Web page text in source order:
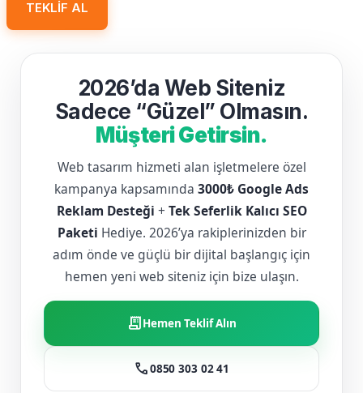
TEKLIF AL
2026’da Web Siteniz
Sadece “Güzel” Olmasın.
Müşteri Getirsin.
Web tasarım hizmeti alan işletmelere özel
kampanya kapsamında 3000₺ Google Ads
Reklam Desteği + Tek Seferlik Kalıcı SEO
Paketi Hediye. 2026’ya rakiplerinizden bir
adım önde ve güçlü bir dijital başlangıç için
hemen yeni web siteniz için bize ulaşın.
receipt_longHemen Teklif Alın
call0850 303 02 41